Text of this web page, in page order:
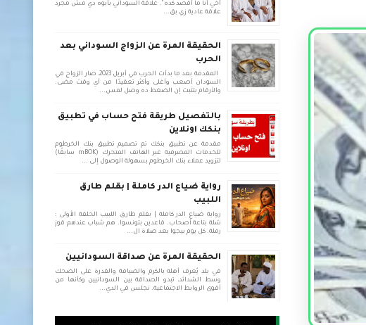
أخي أنا ما أقصد كده". علاقة السوداني بأبوه دي مش مجرد
علاقة عادية زي بق...
الحقيقة المرة عن الزواج السوداني بعد
الحرب
المقدمة بعد ما بدأت الحرب في أبريل 2023، صار الزواج في
السودان أصعب وأغلى وأكثر تعقيدًا من أي وقت مضى.
والأرقام بتثبت إن الضغط ده وصل لمس...
بالتفصيل طريقة فتح حساب في تطبيق
بنكك اونلاين
مقدمة عن تطبيق بنكك تم تصميم تطبيق بنك الخرطوم
للخدمات المصرفية عبر الهاتف المتحرك (mBOK سابقًا)
لتزويد عملاء بنك الخرطوم بسهولة الوصول إلى ...
رواية ضياع الدر كاملة | بقلم طارق
اللبيب
رواية ضياع الدر كاملة | بقلم طارق اللبيب الحلقة الأولى :
شلة بتاعة أصحاب. قاعدين بتونسوا. هم شباب عندهم قوز
رملة. كل يوم بيجوا بعد صلاة ال...
الحقيقة المرة عن صداقة السودانيين
في بلد يُعرف أهله بالكرم والضيافة والقدرة على الضحك
وسط الشدائد، تبدو الصداقة بين السودانيين وكأنها من
أقوى الروابط الاجتماعية. نجلس في الدي...